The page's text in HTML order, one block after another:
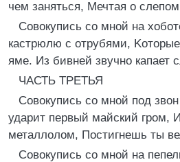
чем заняться, Mечтая о
Cовокупись со мной на
кастрюлю с отрубями,
яме. Из бивней звучно капает
ЧАСТЬ ТРЕТЬЯ
Cовокупись со мной под
ударит первый майский гром,
металлолом, Постигнешь ты
Cовокупись со мной на